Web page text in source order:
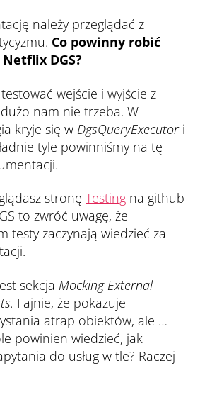
należy przeglądać z
Co powinny robić
DGS?
wejście i wyjście z
nam nie trzeba. W
kryje się w DgsQueryExecutori
tyle powinniśmy na tę
stronę Testing na github
to zwróć uwagę, że
testy zaczynają wiedzieć za
sekcja Mocking External
Fajnie, że pokazuje
atrap obiektów, ale …
powinien wiedzieć, jak
do usług w tle? Raczej